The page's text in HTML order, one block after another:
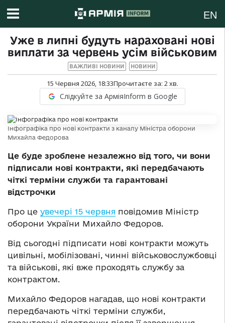
EN
Уже в липні будуть нараховані нові
виплати за червень усім військовим
ВАЖЛИВІ НОВИНИ НОВИНИ
15 Червня 2026, 18:33Прочитаєте за: 2хв.
Слідкуйте за АрміяInform в Google
Інфографіка про нові контракти з каналу Міністра оборони
Михайла Федорова
Це буде зроблене незалежно від того, чи вони
підписали нові контракти, які передбачають
чіткі терміни служби та гарантовані
відстрочки
Про це увечері 15 червня повідомив Міністр
оборони України Михайло Федоров.
Від сьогодні підписати нові контракти можуть
цивільні, мобілізовані, чинні військовослужбовці
та військові, які вже проходять службу за
контрактом.
Михайло Федоров нагадав, що нові контракти
передбачають чіткі терміни служби,